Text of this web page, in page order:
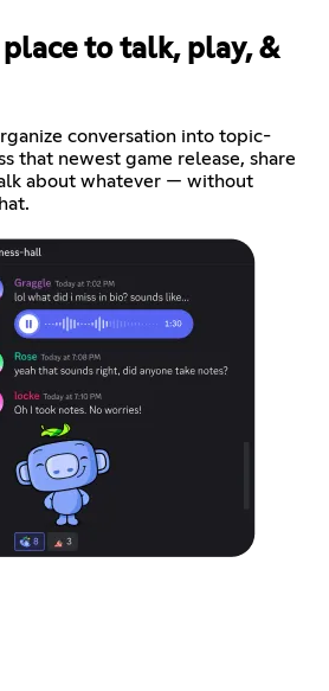
place to talk, play, &
conversation into topic-
that newest game release, share
about whatever — without